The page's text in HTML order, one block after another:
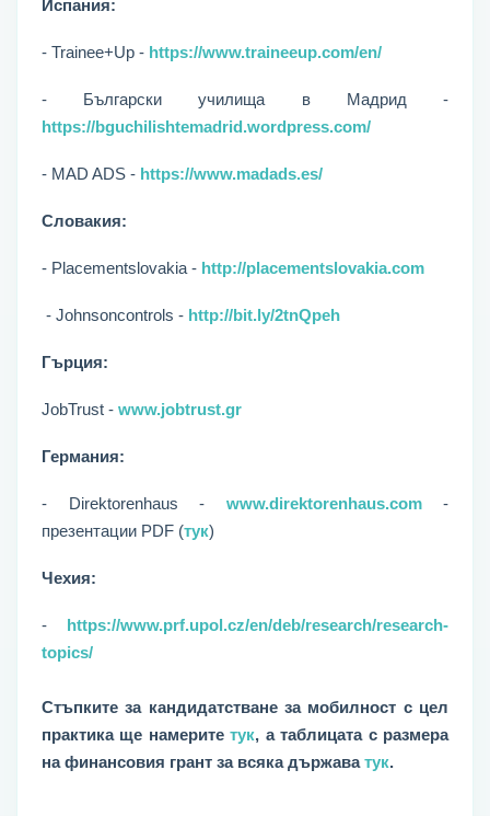
Испания:
- Trainee+Up - https://www.traineeup.com/en/
- Български училища в Мадрид -
https://bguchilishtemadrid.wordpress.com/
- MAD ADS - https://www.madads.es/
Словакия:
- Placementslovakia - http://placementslovakia.com
- Johnsoncontrols - http://bit.ly/2tnQpeh
Гърция:
JobTrust - www.jobtrust.gr
Германия:
- Direktorenhaus - www.direktorenhaus.com-
презентации PDF (тук)
Чехия:
- https://www.prf.upol.cz/en/deb/research/research-
topics/
Стъпките за кандидатстванеза мобилност с цел
практика ще намеритетук, а таблицата с размера
на финансовия грант за всяка държаватук.